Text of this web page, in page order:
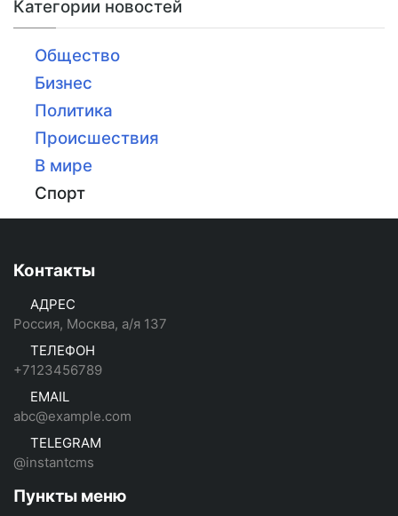
Категории новостей
Общество
Бизнес
Политика
Происшествия
В мире
Спорт
Контакты
АДРЕС
Россия, Москва, а/я 137
ТЕЛЕФОН
+7123456789
EMAIL
abc@example.com
TELEGRAM
@instantcms
Пункты меню